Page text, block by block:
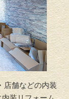
店舗などの内装